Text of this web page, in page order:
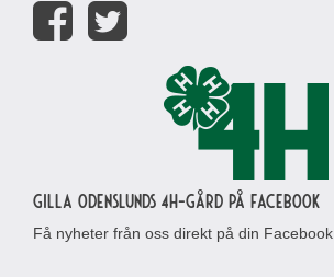
Gilla Odenslunds 4H-gård på Facebook
Få nyheter från oss direkt på din Facebook.